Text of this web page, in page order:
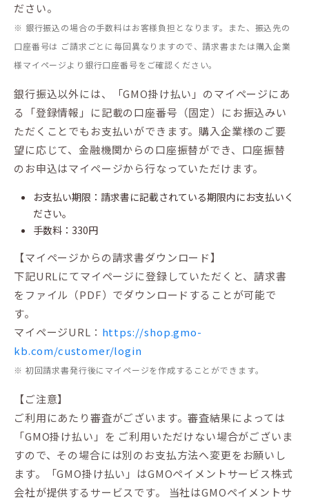
ださい。
※ 銀行振込の場合の手数料はお客様負担となります。また、振込先の
口座番号は ご請求ごとに毎回異なりますので、請求書または購入企業
様マイページより銀行口座番号をご確認ください。
銀行振込以外には、「GMO掛け払い」のマイページにあ
る「登録情報」に記載の口座番号（固定）にお振込みい
ただくことでもお支払いができます。購入企業様のご要
望に応じて、金融機関からの口座振替ができ、口座振替
のお申込はマイページから行なっていただけます。
お支払い期限：請求書に記載されている期限内にお支払いく
ださい。
手数料：330円
【マイページからの請求書ダウンロード】
下記URLにてマイページに登録していただくと、請求書
をファイル（PDF）でダウンロードすることが可能で
す。
マイページURL： https://shop.gmo-
kb.com/customer/login
※ 初回請求書発行後にマイページを作成することができます。
【ご注意】
ご利用にあたり審査がございます。審査結果によっては
「GMO掛け払い」を ご利用いただけない場合がございま
すので、その場合には別のお支払方法へ変更をお願いし
ます。「GMO掛け払い」はGMOペイメントサービス株式
会社が提供するサービスです。 当社はGMOペイメントサ